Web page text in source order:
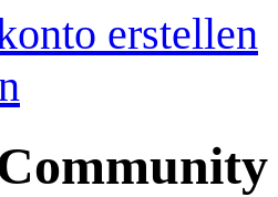
erstellen